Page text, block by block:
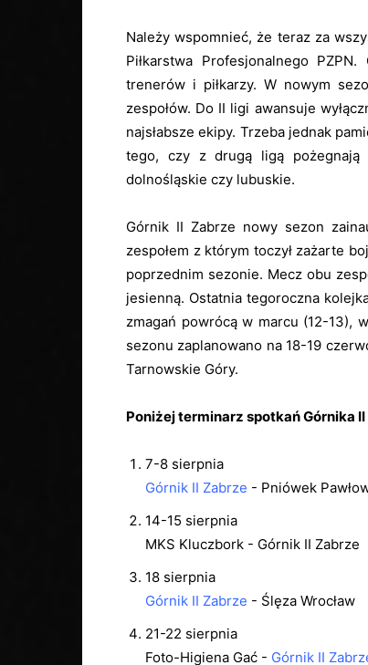
Należy wspomnieć, że teraz za
Piłkarstwa Profesjonalnego
trenerów i piłkarzy. W nowym
zespołów. Do II ligi awansuje
najsłabsze ekipy. Trzeba jednak
tego, czy z drugą ligą
dolnośląskie czy lubuskie.
Górnik II Zabrze nowy sezon
zespołem z którym toczył zażarte
poprzednim sezonie. Mecz obu
jesienną. Ostatnia tegoroczna
zmagań powrócą w marcu (12-13),
sezonu zaplanowano na 18-19
Tarnowskie Góry.
Poniżej terminarz spotkań Górnika
7-8 sierpnia
Górnik II Zabrze - Pniówek
14-15 sierpnia
MKS Kluczbork - Górnik II Zabrze
18 sierpnia
Górnik II Zabrze - Ślęza Wrocław
21-22 sierpnia
Foto-Higiena Gać - Górnik II